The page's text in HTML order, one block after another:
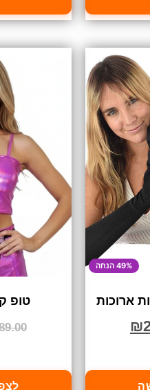
49% הנחה
ארוכות
₪
טופ